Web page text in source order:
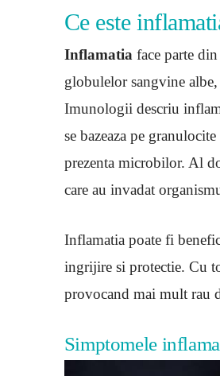
Ce este
Inflamatiaface parte din
globulelor sangvine
Imunologii descriu
se bazeaza pe
prezenta microbilor. Al
care au invadat
Inflamatia poate fi
ingrijire si protectie. Cu
provocand mai mult rau
Simptomele